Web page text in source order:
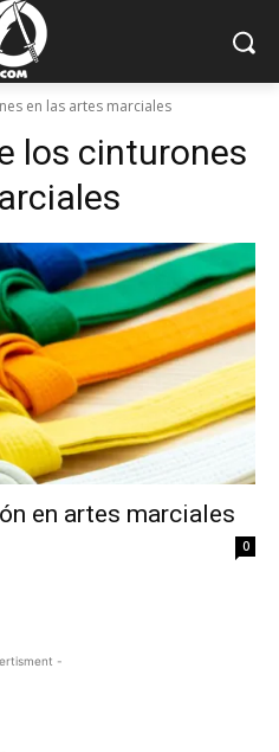
en las artes marciales
los cinturones
en artes marciales
0
-